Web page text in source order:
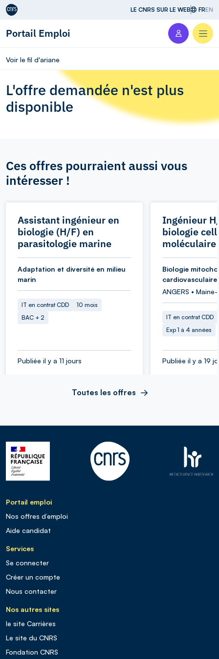
Aller au contenu LE CNRS SUR LE WEB FREN
Portail Emploi
Voir le fil d'ariane
L'offre demandée n'est plus
disponible
Ces offres pourraient aussi vous
intéresser !
Assistant ingénieur en
biologie (H/F) en
parasitologie marine
Adaptation et diversité en milieu
marin
IT en contrat CDD
10 mois
BAC + 2
Publiée il y a 11 jours
Ingénieur
biologie
moléculaire
Biologie
cardiovasculaire
ANGERS •
IT en contrat CDD
Exp 1 à 4 années
Publiée il y a 19
Toutes les offres
Portail emploi
Nos offres d’emploi
Aide candidat
Services
Se connecter
Créer un compte
Nous contacter
Nos autres sites
le site Carrières
Le site du CNRS
Fondation CNRS